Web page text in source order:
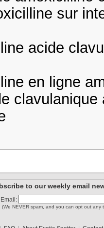
sur
acide
en ligne
to our weekly email
(We NEVER spam, and you can opt out any